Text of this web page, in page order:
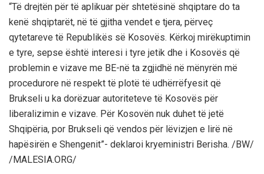
“Të drejtën për të aplikuar për shtetësinë shqiptare do ta
kenë shqiptarët, në të gjitha vendet e tjera, përveç
qytetareve të Republikës së Kosovës. Kërkoj mirëkuptimin
e tyre, sepse është interesi i tyre jetik dhe i Kosovës që
problemin e vizave me BE-në ta zgjidhë në mënyrën më
procedurore në respekt të plotë të udhërrëfyesit që
Brukseli u ka dorëzuar autoriteteve të Kosovës për
liberalizimin e vizave. Për Kosovën nuk duhet të jetë
Shqipëria, por Brukseli që vendos për lëvizjen e lirë në
hapësirën e Shengenit”- deklaroi kryeministri Berisha. /BW/
/MALESIA.ORG/